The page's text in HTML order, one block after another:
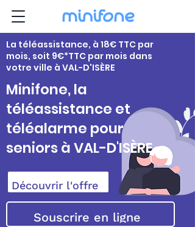
La téléassistance, à 18€ TTC par
mois, soit 9€*TTC par mois dans
votre ville à VAL-D'ISÈRE
Minifone, la
téléassistance et
téléalarme pour
seniors à VAL-D'ISÈRE
Découvrir l'offre
Souscrire en ligne